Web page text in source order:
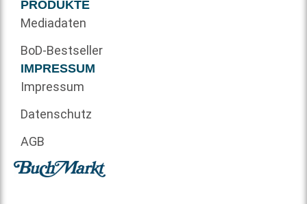
PRODUKTE
Mediadaten
BoD-Bestseller
IMPRESSUM
Impressum
Datenschutz
AGB